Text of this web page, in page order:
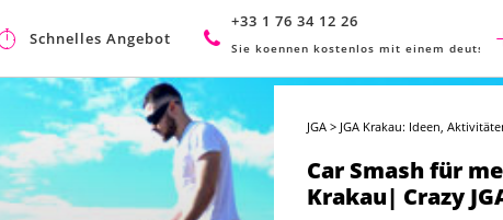
Schnelles Angebot
+33 1 76 34 12 26
Sie koennen kostenlos mit einem
JGA > JGA Krakau: Ideen,
Car Smash für
Krakau| Crazy